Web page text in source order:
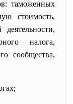
стоимость,
налога,
сообщества,